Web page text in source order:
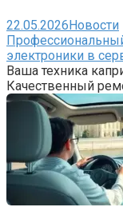
22.05.2026Новости
электроники в
Ваша техника
Качественный